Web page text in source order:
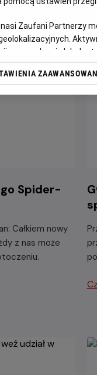
Spider-
Całkiem nowy
z nas może
nasi Zaufani Partnerzy
na urządzeniu lub
i ulepszanie usług.